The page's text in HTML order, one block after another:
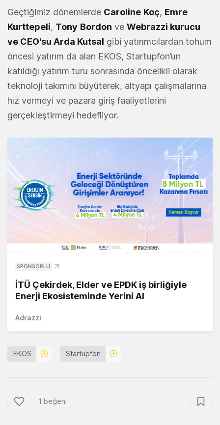
Geçtiğimiz dönemlerde Caroline Koç, Emre
Kurttepeli, Tony Bordon ve Webrazzi kurucu
ve CEO'su Arda Kutsal gibi yatırımcılardan tohum
öncesi yatırım da alan EKOS, Startupfon’un
katıldığı yatırım turu sonrasında öncelikli olarak
teknoloji takımını büyüterek, altyapı çalışmalarına
hız vermeyi ve pazara giriş faaliyetlerini
gerçekleştirmeyi hedefliyor.
SPONSORLU
İTÜ Çekirdek, Elder ve EPDK iş birliğiyle
Enerji Ekosisteminde Yerini Al
Adrazzi
EKOS Startupfon
1 beğeni